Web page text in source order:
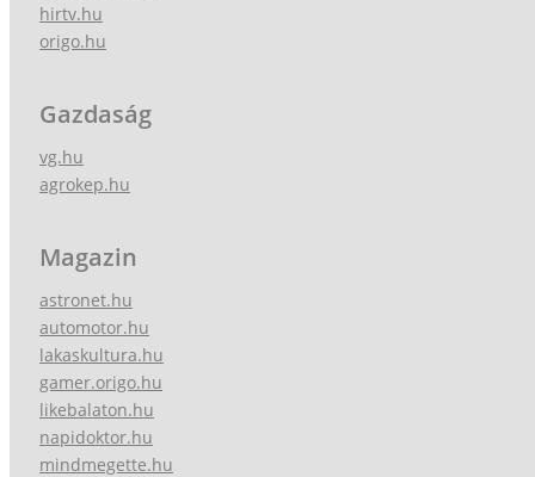
hirtv.hu
origo.hu
Gazdaság
vg.hu
agrokep.hu
Magazin
astronet.hu
automotor.hu
lakaskultura.hu
gamer.origo.hu
likebalaton.hu
napidoktor.hu
mindmegette.hu